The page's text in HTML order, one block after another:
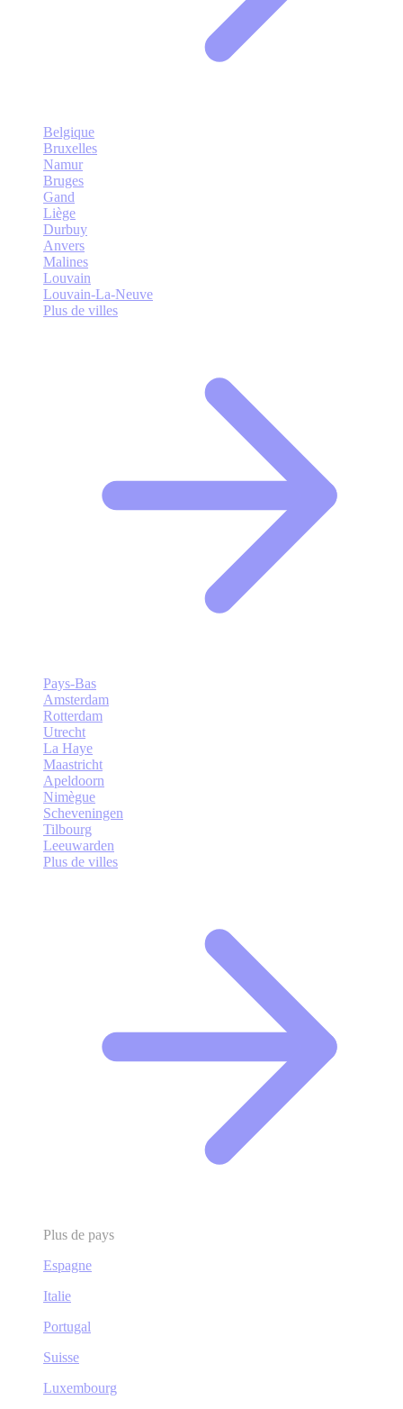
Belgique
Bruxelles
Namur
Bruges
Gand
Liège
Durbuy
Anvers
Malines
Louvain
Louvain-La-Neuve
Plus de villes
Pays-Bas
Amsterdam
Rotterdam
Utrecht
La Haye
Maastricht
Apeldoorn
Nimègue
Scheveningen
Tilbourg
Leeuwarden
Plus de villes
Plus de pays
Espagne
Italie
Portugal
Suisse
Luxembourg